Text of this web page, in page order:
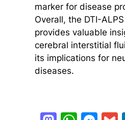
marker for disease
Overall, the DTI-
provides valuable
cerebral interstitial
its implications for
diseases.